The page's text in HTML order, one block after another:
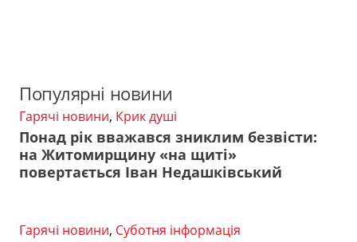
Популярні новини
Гарячі новини, Крик душі
Понад рік вважався зниклим безвісти:
на Житомирщину «на щиті»
повертається Іван Недашківський
Гарячі новини, Суботня інформація